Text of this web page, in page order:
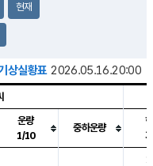
현재
상실황표 2026.05.16.20:00
, 바람, 기압등을 안내한 표입
운량
1/10
중하운량